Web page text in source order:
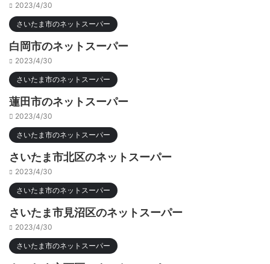
2023/4/30
さいたま市のネットスーパー
白岡市のネットスーパー
2023/4/30
さいたま市のネットスーパー
蓮田市のネットスーパー
2023/4/30
さいたま市のネットスーパー
さいたま市北区のネットスーパー
2023/4/30
さいたま市のネットスーパー
さいたま市見沼区のネットスーパー
2023/4/30
さいたま市のネットスーパー